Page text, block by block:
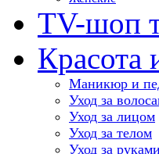
TV-шоп
Красота
Маникюр и
Уход за
Уход за лицом
Уход за телом
Уход за